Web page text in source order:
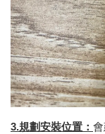
3.規劃安裝位置：